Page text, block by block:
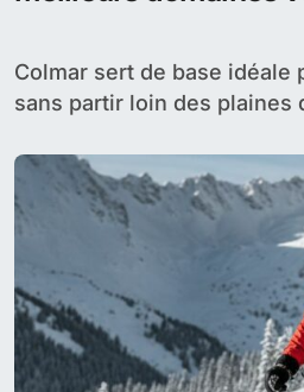
Colmar sert de base idéale pour qui veut skier
sans partir loin des plaines